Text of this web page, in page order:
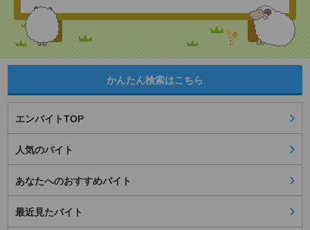
かんたん検索はこちら
エンバイトTOP
人気のバイト
あなたへのおすすめバイト
最近見たバイト